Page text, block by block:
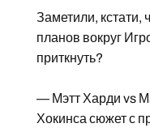
Заметили, кстати,
планов вокруг
приткнуть?
— Мэтт Харди vs
Хокинса сюжет с